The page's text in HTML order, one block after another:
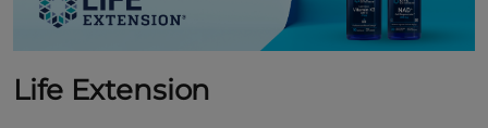
Life Extension